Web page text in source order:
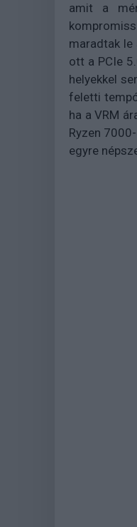
amit a
maradtak le
ott a PCIe
helyekkel
feletti
ha a VRM
Ryzen
egyre